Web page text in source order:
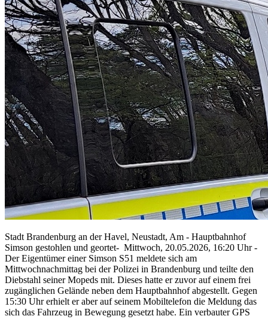
Stadt Brandenburg an der Havel, Neustadt, Am - Hauptbahnhof
Simson gestohlen und geortet- Mittwoch, 20.05.2026, 16:20 Uhr -
Der Eigentümer einer Simson S51 meldete sich am
Mittwochnachmittag bei der Polizei in Brandenburg und teilte den
Diebstahl seiner Mopeds mit. Dieses hatte er zuvor auf einem frei
zugänglichen Gelände neben dem Hauptbahnhof abgestellt. Gegen
15:30 Uhr erhielt er aber auf seinem Mobiltelefon die Meldung das
sich das Fahrzeug in Bewegung gesetzt habe. Ein verbauter GPS